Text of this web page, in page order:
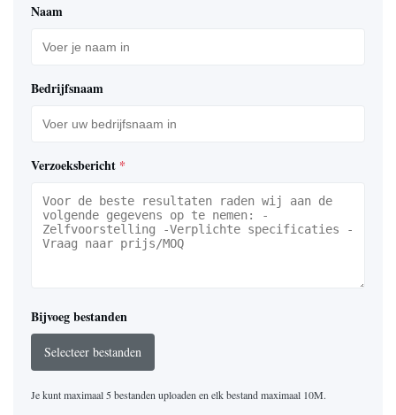
Naam
Bedrijfsnaam
Verzoeksbericht *
Bijvoeg bestanden
Selecteer bestanden
Je kunt maximaal 5 bestanden uploaden en elk bestand maximaal 10M.